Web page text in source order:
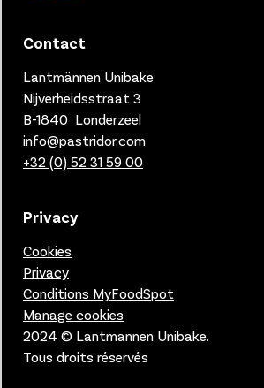
Contact
Lantmännen Unibake
Nijverheidsstraat 3
B-1840 Londerzeel
info@pastridor.com
+32 (0) 52 31 59 00
Privacy
Cookies
Privacy
Conditions MyFoodSpot
Manage cookies
2024 © Lantmannen Unibake.
Tous droits réservés